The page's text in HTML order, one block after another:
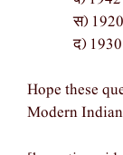
स) 1920
द)
Hope these
Modern